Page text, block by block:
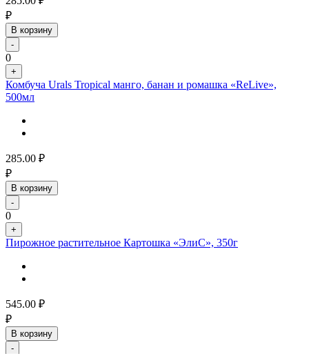
₽
В корзину
-
0
+
Комбуча Urals Tropical манго, банан и ромашка «ReLive»,
500мл
285.00 ₽
₽
В корзину
-
0
+
Пирожное растительное Картошка «ЭлиС», 350г
545.00 ₽
₽
В корзину
-